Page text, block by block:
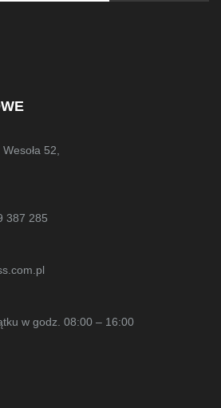
52,
387 285
w godz. 08:00 – 16:00